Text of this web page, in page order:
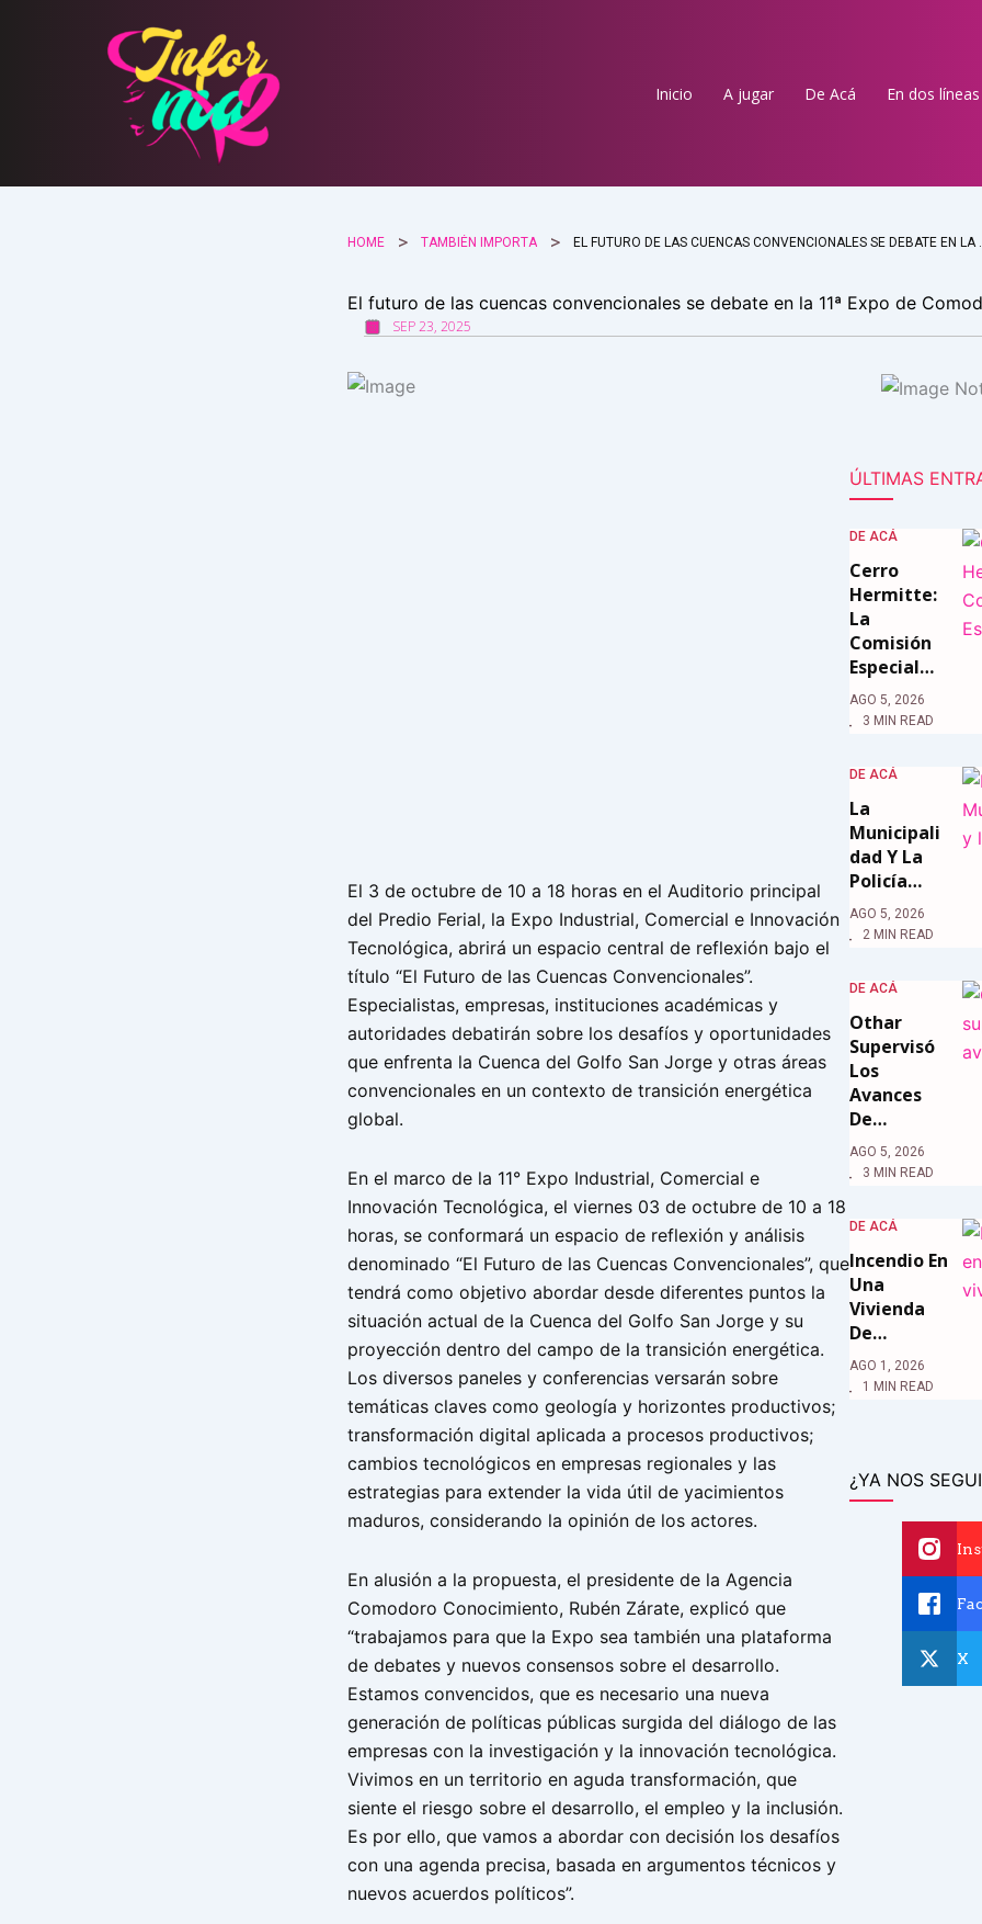
Inicio A jugar De Acá En dos líneas
HOME TAMBIÉN IMPORTA
El futuro de las cuencas convencionales se debate en la 11ª Expo de
SEP 23, 2025
El 3 de octubre de 10 a 18 horas en el Auditorio principal
del Predio Ferial, la Expo Industrial, Comercial e Innovación
Tecnológica, abrirá un espacio central de reflexión bajo el
título “El Futuro de las Cuencas Convencionales”.
Especialistas, empresas, instituciones académicas y
autoridades debatirán sobre los desafíos y oportunidades
que enfrenta la Cuenca del Golfo San Jorge y otras áreas
convencionales en un contexto de transición energética
global.
En el marco de la 11° Expo Industrial, Comercial e
Innovación Tecnológica, el viernes 03 de octubre de 10 a 18
horas, se conformará un espacio de reflexión y análisis
denominado “El Futuro de las Cuencas Convencionales”, que
tendrá como objetivo abordar desde diferentes puntos la
situación actual de la Cuenca del Golfo San Jorge y su
proyección dentro del campo de la transición energética.
Los diversos paneles y conferencias versarán sobre
temáticas claves como geología y horizontes productivos;
transformación digital aplicada a procesos productivos;
cambios tecnológicos en empresas regionales y las
estrategias para extender la vida útil de yacimientos
maduros, considerando la opinión de los actores.
En alusión a la propuesta, el presidente de la Agencia
Comodoro Conocimiento, Rubén Zárate, explicó que
“trabajamos para que la Expo sea también una plataforma
de debates y nuevos consensos sobre el desarrollo.
Estamos convencidos, que es necesario una nueva
generación de políticas públicas surgida del diálogo de las
empresas con la investigación y la innovación tecnológica.
Vivimos en un territorio en aguda transformación, que
siente el riesgo sobre el desarrollo, el empleo y la inclusión.
Es por ello, que vamos a abordar con decisión los desafíos
con una agenda precisa, basada en argumentos técnicos y
nuevos acuerdos políticos”.
ÚLTIMAS
DE ACÁ
Cerro
Hermitte:
La
Comisión
Especial…
AGO 5, 2026
3 MIN READ
DE ACÁ
La
Municipali
Dad Y La
Policía…
AGO 5, 2026
2 MIN READ
DE ACÁ
Othar
Supervisó
Los
Avances
De…
AGO 5, 2026
3 MIN READ
DE ACÁ
Incendio En
Una
Vivienda
De…
AGO 1, 2026
1 MIN READ
¿YA NOS
X